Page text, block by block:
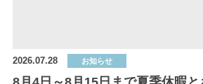
2026.07.28 お知らせ